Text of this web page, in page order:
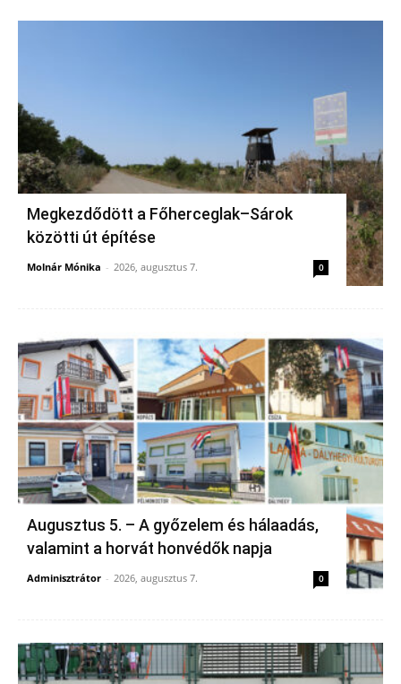
Megkezdődött a Főherceglak–Sárok
közötti út építése
Molnár Mónika - 2026, augusztus 7. 0
Augusztus 5. – A győzelem és hálaadás,
valamint a horvát honvédők napja
Adminisztrátor - 2026, augusztus 7. 0